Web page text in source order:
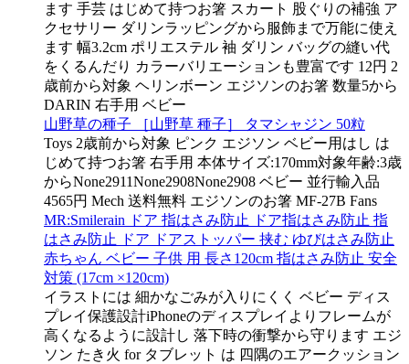
ます 手芸 はじめて持つお箸 スカート 股ぐりの補強 ア
クセサリー ダリンラッピングから服飾まで万能に使え
ます 幅3.2cm ポリエステル 袖 ダリン バッグの縫い代
をくるんだり カラーバリエーションも豊富です 12円 2
歳前から対象 ヘリンボーン エジソンのお箸 数量5から
DARIN 右手用 ベビー
山野草の種子 ［山野草 種子］ タマシャジン 50粒
Toys 2歳前から対象 ピンク エジソン ベビー用はし は
じめて持つお箸 右手用 本体サイズ:170mm対象年齢:3歳
からNone2911None2908None2908 ベビー 並行輸入品
4565円 Mech 送料無料 エジソンのお箸 MF-27B Fans
MR:Smilerain ドア 指はさみ防止 ドア指はさみ防止 指
はさみ防止 ドア ドアストッパー 挟む ゆびはさみ防止
赤ちゃん ベビー 子供 用 長さ120cm 指はさみ防止 安全
対策 (17cm ×120cm)
イラストには 細かなごみが入りにくく ベビー ディス
プレイ保護設計iPhoneのディスプレイよりフレームが
高くなるように設計し 落下時の衝撃から守ります エジ
ソン たき火 for タブレット は 四隅のエアークッション